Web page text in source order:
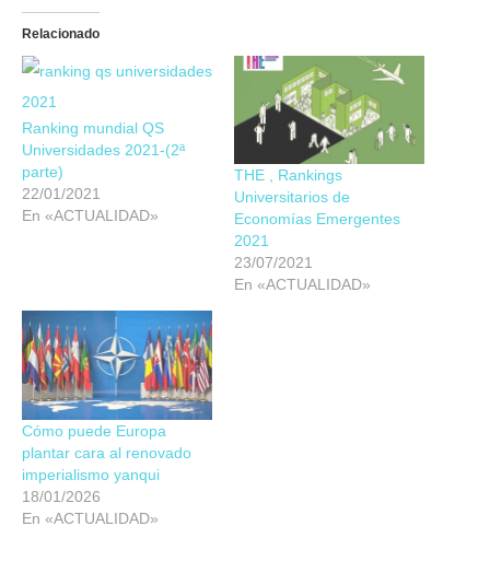
Relacionado
Ranking mundial QS
Universidades 2021-(2ª
parte)
22/01/2021
En «ACTUALIDAD»
THE , Rankings
Universitarios de
Economías Emergentes
2021
23/07/2021
En «ACTUALIDAD»
Cómo puede Europa
plantar cara al renovado
imperialismo yanqui
18/01/2026
En «ACTUALIDAD»